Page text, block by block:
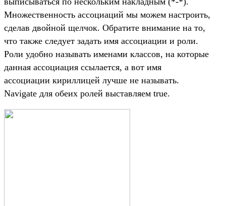
Множественность ассоциаций мы можем настроить,
сделав двойной щелчок. Обратите внимание на то,
что также следует задать имя ассоциации и роли.
Роли удобно называть именами классов, на которые
данная ассоциация ссылается, а вот имя
ассоциации кириллицей лучше не называть.
Navigate для обеих ролей выставляем true.